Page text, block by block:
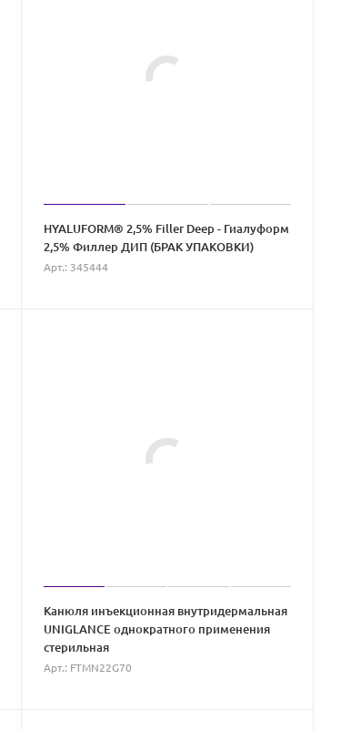
HYALUFORM® 2,5% Filler Deep - Гиалуформ
2,5% Филлер ДИП (БРАК УПАКОВКИ)
Арт.: 345444
Канюля инъекционная внутридермальная
UNIGLANCE однократного применения
стерильная
Арт.: FTMN22G70